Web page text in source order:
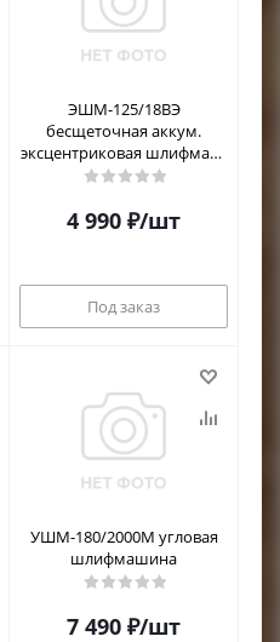
ЭШМ-125/18ВЭ
бесщеточная аккум.
эксцентриковая шлифмаш.
Li-ion АПИ (картон, без
4 990 ₽/шт
Под заказ
УШМ-180/2000М угловая
шлифмашина
7 490 ₽/шт